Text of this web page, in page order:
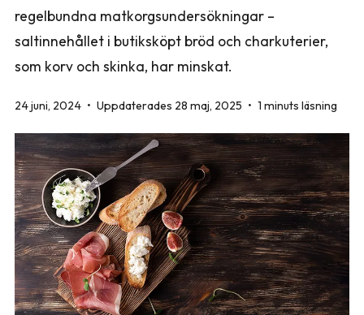
regelbundna matkorgsundersökningar –
saltinnehållet i butiksköpt bröd och charkuterier,
som korv och skinka, har minskat.
24 juni, 2024 • Uppdaterades 28 maj, 2025 • 1 minuts läsning